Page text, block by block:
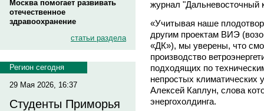
Москва помогает развивать
отечественное
здравоохранение
статьи раздела
Регион сегодня
29 Мая 2026, 16:37
Студенты Приморья
журнал "Дальневосточный
«Учитывая наше
другим проектам ВИЭ
«ДК»), мы уверены, что
производство
подходящих по
непростых климатических
Алексей Каплун, слова
энергохолдинга.